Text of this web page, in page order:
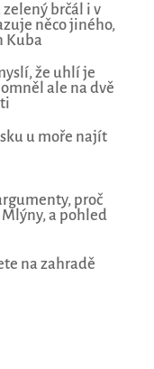
zelený brčál i v
něco jiného,
Kuba
že uhlí je
ale na dvě
u moře najít
proč
a pohled
na zahradě